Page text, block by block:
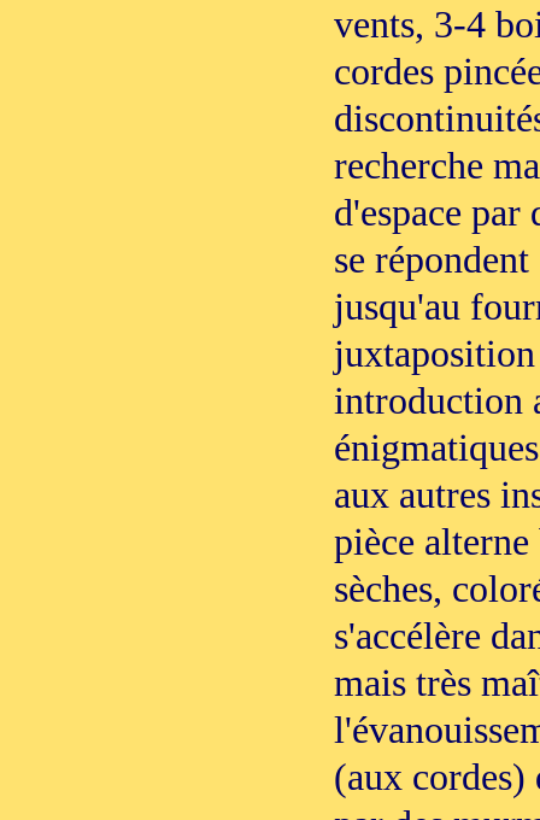
vents, 3-4
cordes
recherche
d'espace
se
jusqu'au
introduction
aux autres
pièce
sèches,
s'accélère
mais très
(aux cordes)